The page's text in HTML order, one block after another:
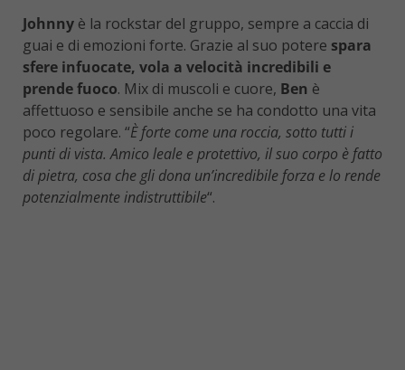
Johnny è la rockstar del gruppo, sempre a caccia di
guai e di emozioni forte. Grazie al suo potere spara
sfere infuocate, vola a velocità incredibili e
prende fuoco. Mix di muscoli e cuore, Ben è
affettuoso e sensibile anche se ha condotto una vita
poco regolare. “È forte come una roccia, sotto tutti i
punti di vista. Amico leale e protettivo, il suo corpo è fatto
di pietra, cosa che gli dona un’incredibile forza e lo rende
potenzialmente indistruttibile“.